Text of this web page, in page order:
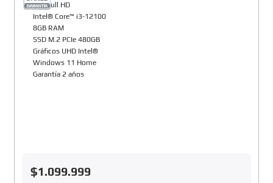
22" Full HD
Intel® Core™ i3-12100
8GB RAM
SSD M.2 PCIe 480GB
Gráficos UHD Intel®
Windows 11 Home
Garantía 2 años
$1.099.999